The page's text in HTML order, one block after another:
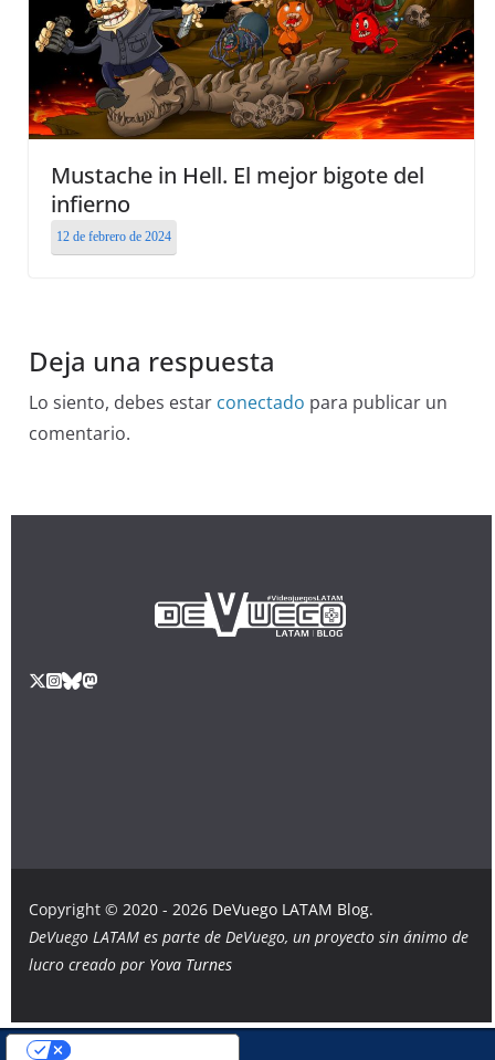
Mustache in Hell. El mejor bigote del
infierno
12 de febrero de 2024
Deja una respuesta
Lo siento, debes estar conectado para publicar un
comentario.
Copyright © 2020 - 2026 DeVuego LATAM Blog.
DeVuego LATAM es parte de DeVuego, un proyecto sin ánimo de
lucro creado por Yova Turnes